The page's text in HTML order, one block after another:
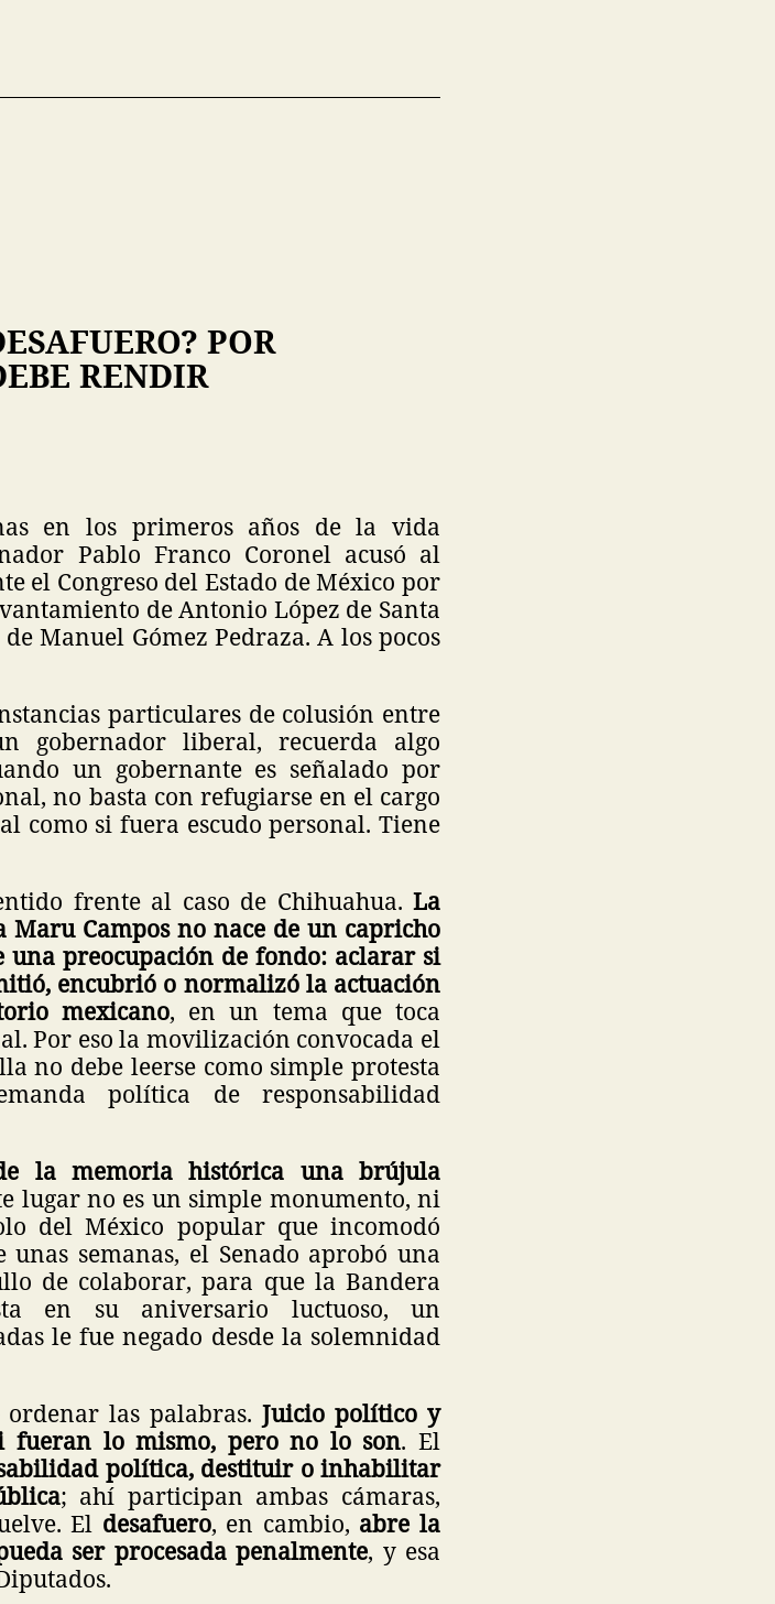
POR
RENDIR
en los primeros años de la vida
Pablo Franco Coronel acusó al
el Congreso del Estado de México por
de Antonio López de Santa
Manuel Gómez Pedraza. A los pocos
particulares de colusión entre
gobernador liberal, recuerda algo
un gobernante es señalado por
no basta con refugiarse en el cargo
como si fuera escudo personal. Tiene
frente al caso de Chihuahua. La
Campos no nace de un capricho
preocupación de fondo: aclarar si
encubrió o normalizó la actuación
mexicano, en un tema que toca
Por eso la movilización convocada el
no debe leerse como simple protesta
política de responsabilidad
la memoria histórica una brújula
lugar no es un simple monumento, ni
del México popular que incomodó
semanas, el Senado aprobó una
de colaborar, para que la Bandera
en su aniversario luctuoso, un
le fue negado desde la solemnidad
las palabras. Juicio político y
fueran lo mismo, pero no lo son. El
política, destituir o inhabilitar
; ahí participan ambas cámaras,
El desafuero, en cambio, abre la
ser procesada penalmente, y esa